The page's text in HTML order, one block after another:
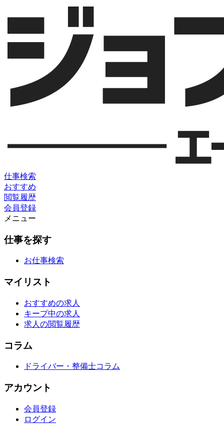
仕事検索
おすすめ
閲覧履歴
会員登録
メニュー
仕事を探す
お仕事検索
マイリスト
おすすめの求人
キープ中の求人
求人の閲覧履歴
コラム
ドライバー・整備士コラム
アカウント
会員登録
ログイン